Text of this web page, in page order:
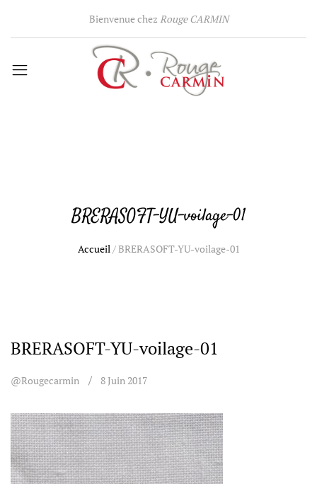
Bienvenue chez Rouge CARMIN
BRERASOFT-YU-voilage-01
Accueil/BRERASOFT-YU-voilage-01
BRERASOFT-YU-voilage-01
@rougecarmin 8 Juin 2017